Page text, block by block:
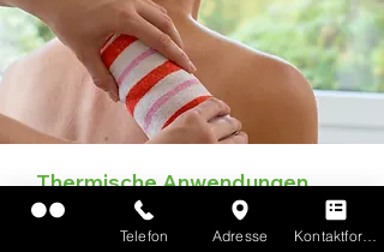
Thermische Anwendungen
Die Wärme entspannt und die Kälte lindert
Entzündungen.Telefon Adresse